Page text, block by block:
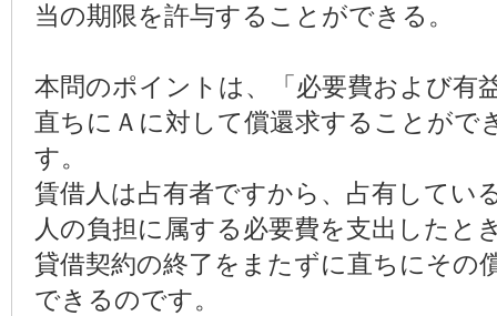
当の期限を許与することができる。
本問のポイントは、「必要費および有
直ちにＡに対して償還求することがで
す。
賃借人は占有者ですから、占有してい
人の負担に属する必要費を支出したと
貸借契約の終了をまたずに直ちにその
できるのです。